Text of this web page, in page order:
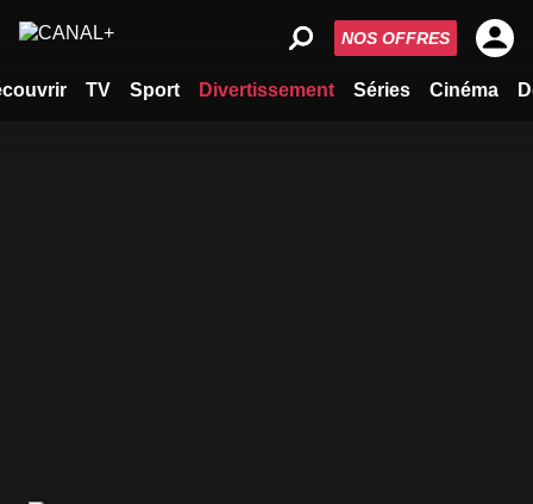
TV Sport Divertissement Séries Cinéma
NOS OFFRES